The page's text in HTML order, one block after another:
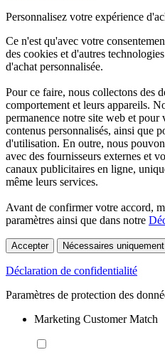
Personnalisez votre expérience
Ce n'est qu'avec votre
des cookies et d'autres
d'achat personnalisée.
Pour ce faire, nous collectons des
comportement et leurs appareils.
permanence notre site web et pour
contenus personnalisés, ainsi que
d'utilisation. En outre, nous
avec des fournisseurs externes et
canaux publicitaires en ligne,
même leurs services.
Avant de confirmer votre accord,
paramètres ainsi que dans notre
Accepter Nécessaires uniquement
Déclaration de confidentialité
Paramètres de protection des
Marketing Customer Match